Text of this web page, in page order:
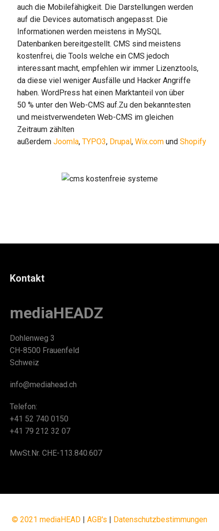
auch die Mobilefähigkeit. Die Darstellungen werden
auf die Devices automatisch angepasst. Die
Informationen werden meistens in MySQL
Datenbanken bereitgestellt. CMS sind meistens
kostenfrei, die Tools welche ein CMS jedoch
interessant macht, empfehlen wir immer Lizenztools,
da diese viel weniger Ausfälle und Hacker Angriffe
haben. WordPress hat einen Marktanteil von über
50 % unter den Web-CMS auf.Zu den bekanntesten
und meistverwendeten Web-CMS im gleichen
Zeitraum zählten
außerdem Joomla, TYPO3, Drupal, Wix.com und Shopify
Kontakt
mediaHEADZ
Dohlenweg 3
CH-8500 Frauenfeld
Schweiz
info@mediahead.ch
Telefon:
+41 52 740 0150
+41 79 212 32 07
MwSt.Nr. CHE-113.840.607
© 2021 mediaHEAD AGB's Datenschutzbestimmungen